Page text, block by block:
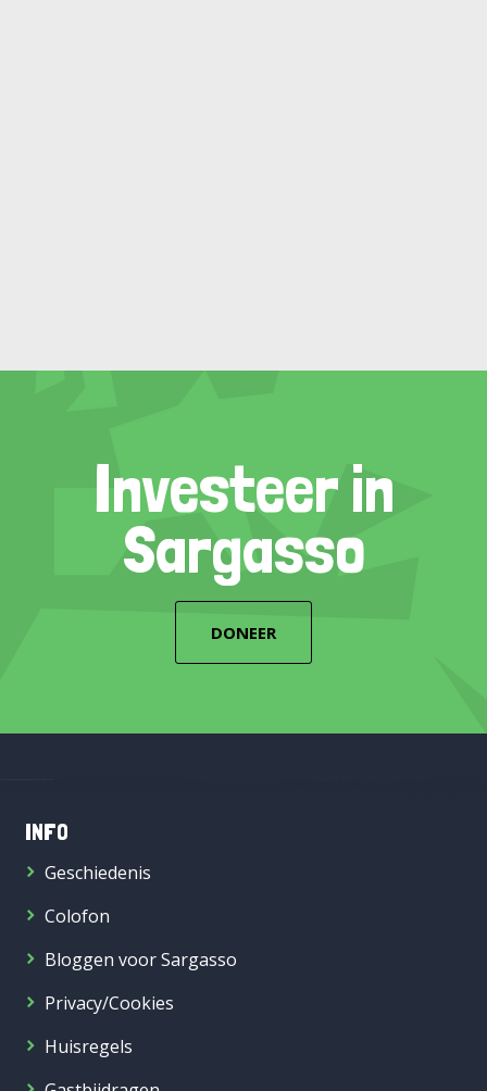
Investeer in
Sargasso
DONEER
INFO
Geschiedenis
Colofon
Bloggen voor Sargasso
Privacy/Cookies
Huisregels